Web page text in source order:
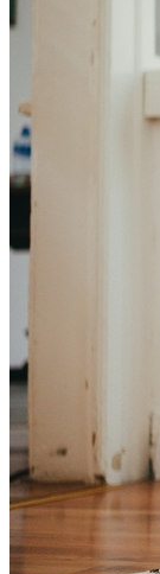
Bahia